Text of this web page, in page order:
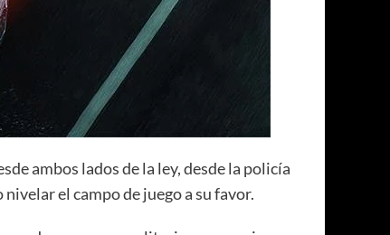
ambos lados de la ley, desde la policía
el campo de juego a su favor.